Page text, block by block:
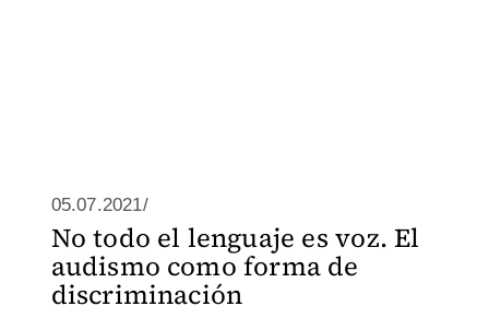
05.07.2021/
No todo el lenguaje es voz. El
audismo como forma de
discriminación